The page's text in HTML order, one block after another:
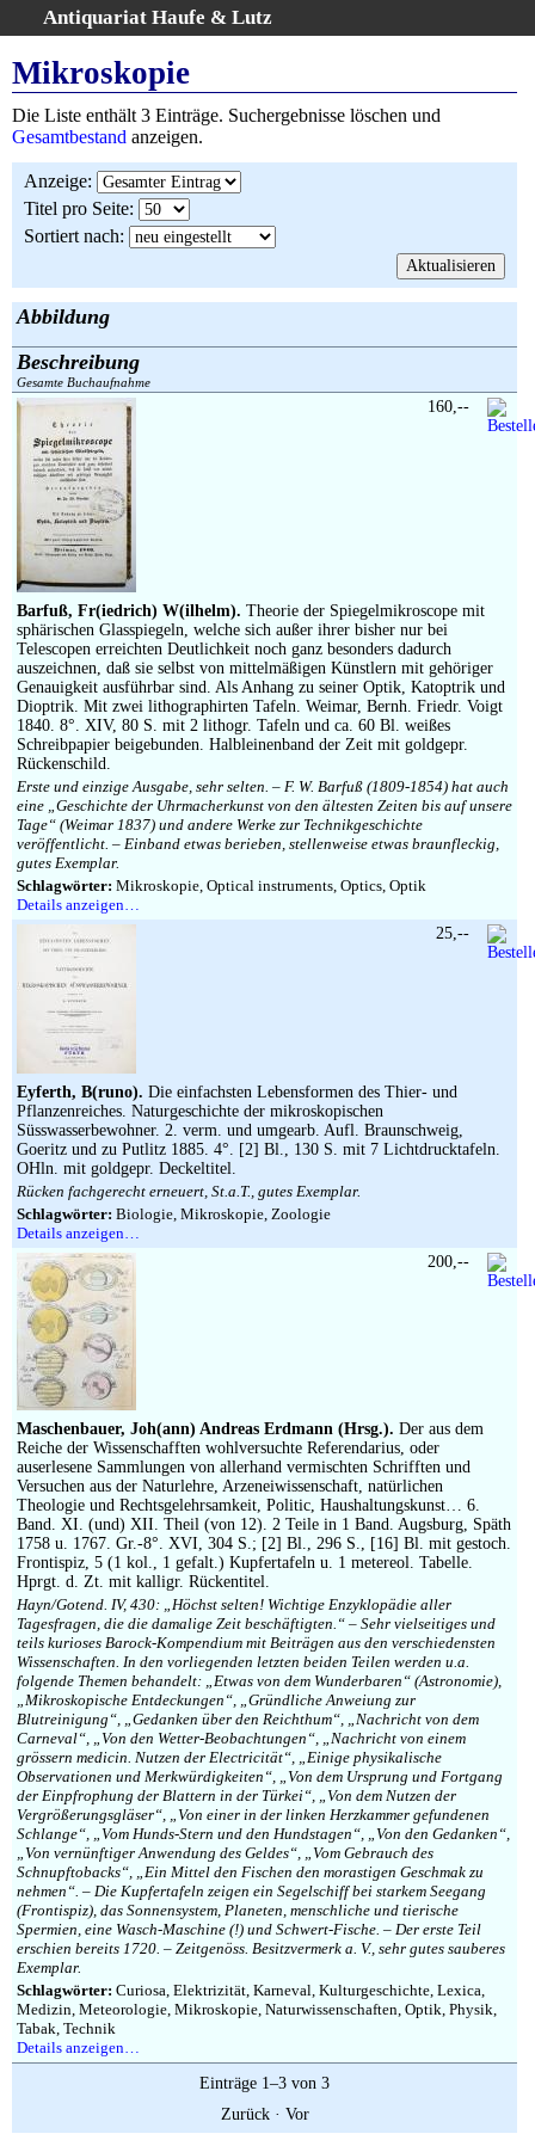
Antiquariat Haufe & Lutz
Home
Gesamtbestand
Kategorien
Schlagwörter
Suchergebnisse
AGB
Widerruf
Über uns
Aktuelle Kataloge
Kontakt
Ankauf
Impressum
Mikroskopie
Die Liste enthält 3 Einträge. Suchergebnisse löschen und
Gesamtbestand anzeigen.
Anzeige:
Titel pro Seite:
Sortiert nach:
Abbildung
Beschreibung
Gesamte Buchaufnahme
Barfuß, Fr(iedrich) W(ilhelm). Theorie der Spiegelmikroscope mit
sphärischen Glasspiegeln, welche sich außer ihrer bisher nur bei
Telescopen erreichten Deutlichkeit noch ganz besonders dadurch
auszeichnen, daß sie selbst von mittelmäßigen Künstlern mit gehöriger
Genauigkeit ausführbar sind. Als Anhang zu seiner Optik, Katoptrik und
Dioptrik. Mit zwei lithographirten Tafeln. Weimar, Bernh. Friedr. Voigt
1840. 8°. XIV, 80 S. mit 2 lithogr. Tafeln und ca. 60 Bl. weißes
Schreibpapier beigebunden. Halbleinenband der Zeit mit goldgepr.
Rückenschild.
Erste und einzige Ausgabe, sehr selten. – F. W. Barfuß (1809-1854) hat auch
eine „Geschichte der Uhrmacherkunst von den ältesten Zeiten bis auf unsere
Tage“ (Weimar 1837) und andere Werke zur Technikgeschichte
veröffentlicht. – Einband etwas berieben, stellenweise etwas braunfleckig,
gutes Exemplar.
Schlagwörter: Mikroskopie, Optical instruments, Optics, Optik
Details anzeigen…
160,--
Eyferth, B(runo). Die einfachsten Lebensformen des Thier- und
Pflanzenreiches. Naturgeschichte der mikroskopischen
Süsswasserbewohner. 2. verm. und umgearb. Aufl. Braunschweig,
Goeritz und zu Putlitz 1885. 4°. [2] Bl., 130 S. mit 7 Lichtdrucktafeln.
OHln. mit goldgepr. Deckeltitel.
Rücken fachgerecht erneuert, St.a.T., gutes Exemplar.
Schlagwörter: Biologie, Mikroskopie, Zoologie
Details anzeigen…
25,--
Maschenbauer, Joh(ann) Andreas Erdmann (Hrsg.). Der aus dem
Reiche der Wissenschafften wohlversuchte Referendarius, oder
auserlesene Sammlungen von allerhand vermischten Schrifften und
Versuchen aus der Naturlehre, Arzeneiwissenschaft, natürlichen
Theologie und Rechtsgelehrsamkeit, Politic, Haushaltungskunst… 6.
Band. XI. (und) XII. Theil (von 12). 2 Teile in 1 Band. Augsburg, Späth
1758 u. 1767. Gr.-8°. XVI, 304 S.; [2] Bl., 296 S., [16] Bl. mit gestoch.
Frontispiz, 5 (1 kol., 1 gefalt.) Kupfertafeln u. 1 metereol. Tabelle.
Hprgt. d. Zt. mit kalligr. Rückentitel.
Hayn/Gotend. IV, 430: „Höchst selten! Wichtige Enzyklopädie aller
Tagesfragen, die die damalige Zeit beschäftigten.“ – Sehr vielseitiges und
teils kurioses Barock-Kompendium mit Beiträgen aus den verschiedensten
Wissenschaften. In den vorliegenden letzten beiden Teilen werden u.a.
folgende Themen behandelt: „Etwas von dem Wunderbaren“ (Astronomie),
„Mikroskopische Entdeckungen“, „Gründliche Anweiung zur
Blutreinigung“, „Gedanken über den Reichthum“, „Nachricht von dem
Carneval“, „Von den Wetter-Beobachtungen“, „Nachricht von einem
grössern medicin. Nutzen der Electricität“, „Einige physikalische
Observationen und Merkwürdigkeiten“, „Von dem Ursprung und Fortgang
der Einpfrophung der Blattern in der Türkei“, „Von dem Nutzen der
Vergrößerungsgläser“, „Von einer in der linken Herzkammer gefundenen
Schlange“, „Vom Hunds-Stern und den Hundstagen“, „Von den Gedanken“,
„Von vernünftiger Anwendung des Geldes“, „Vom Gebrauch des
Schnupftobacks“, „Ein Mittel den Fischen den morastigen Geschmak zu
nehmen“. – Die Kupfertafeln zeigen ein Segelschiff bei starkem Seegang
(Frontispiz), das Sonnensystem, Planeten, menschliche und tierische
Spermien, eine Wasch-Maschine (!) und Schwert-Fische. – Der erste Teil
erschien bereits 1720. – Zeitgenöss. Besitzvermerk a. V., sehr gutes sauberes
Exemplar.
Schlagwörter: Curiosa, Elektrizität, Karneval, Kulturgeschichte, Lexica,
Medizin, Meteorologie, Mikroskopie, Naturwissenschaften, Optik, Physik,
Tabak, Technik
Details anzeigen…
200,--
Einträge 1–3 von 3
Zurück· Vor